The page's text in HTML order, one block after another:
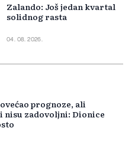
Zalando: Još jedan kvartal
solidnog rasta
04. 08. 2026.
prognoze, ali
zadovoljni: Dionice